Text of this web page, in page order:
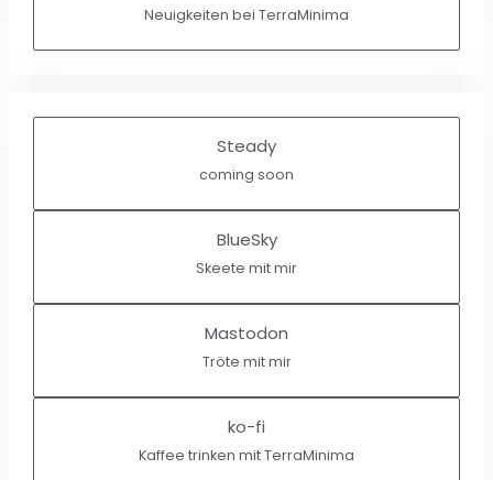
Neuigkeiten bei TerraMinima
Steady
coming soon
BlueSky
Skeete mit mir
Mastodon
Tröte mit mir
ko-fi
Kaffee trinken mit TerraMinima